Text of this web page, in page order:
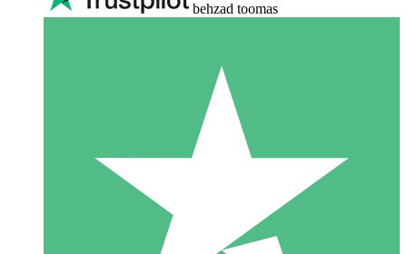
behzad toomas